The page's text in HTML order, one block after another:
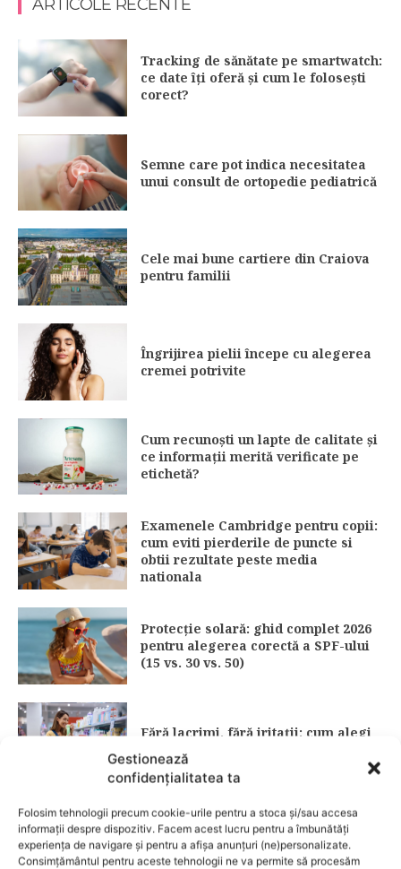
Gestionează
confidențialitatea ta
Folosim tehnologii precum cookie-urile pentru a stoca și/sau accesa
informații despre dispozitiv. Facem acest lucru pentru a îmbunătăți
experiența de navigare și pentru a afișa anunțuri (ne)personalizate.
Consimțământul pentru aceste tehnologii ne va permite să procesăm
ARTICOLE RECENTE
Tracking de sănătate pe smartwatch:
ce date îți oferă și cum le folosești
corect?
Semne care pot indica necesitatea
unui consult de ortopedie pediatrică
Cele mai bune cartiere din Craiova
pentru familii
Îngrijirea pielii începe cu alegerea
cremei potrivite
Cum recunoști un lapte de calitate și
ce informații merită verificate pe
etichetă?
Examenele Cambridge pentru copii:
cum eviti pierderile de puncte si
obtii rezultate peste media
nationala
Protecție solară: ghid complet 2026
pentru alegerea corectă a SPF-ului
(15 vs. 30 vs. 50)
Fără lacrimi, fără iritații: cum alegi
CATEGORII POPULARE
EVENIMENTE
LIFESTYLE